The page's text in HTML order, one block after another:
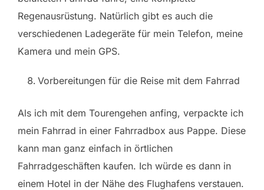
Regenausrüstung. Natürlich gibt es auch die
verschiedenen Ladegeräte für mein Telefon, meine
Kamera und mein GPS.
Vorbereitungen für die Reise mit dem Fahrrad
Als ich mit dem Tourengehen anfing, verpackte ich
mein Fahrrad in einer Fahrradbox aus Pappe. Diese
kann man ganz einfach in örtlichen
Fahrradgeschäften kaufen. Ich würde es dann in
einem Hotel in der Nähe des Flughafens verstauen.